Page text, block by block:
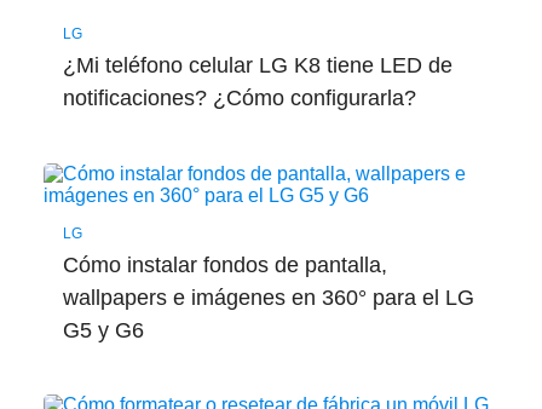
LG
¿Mi teléfono celular LG K8 tiene LED de
notificaciones? ¿Cómo configurarla?
LG
Cómo instalar fondos de pantalla,
wallpapers e imágenes en 360° para el LG
G5 y G6